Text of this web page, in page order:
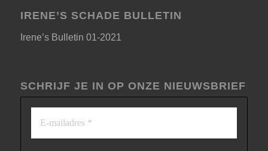
IRENE’S SCHADE BULLETIN
Irene’s Bulletin 01-2021
SCHRIJF JE IN OP ONZE NIEUWSBRIEF